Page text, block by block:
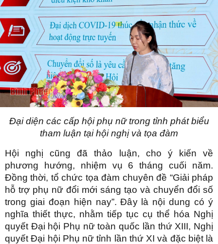
Đại diện các cấp hội phụ nữ trong tỉnh phát biểu
tham luận tại hội nghị và tọa đàm
Hội nghị cũng đã thảo luận, cho ý kiến về
phương hướng, nhiệm vụ 6 tháng cuối năm.
Đồng thời, tổ chức tọa đàm chuyên đề “Giải pháp
hỗ trợ phụ nữ đổi mới sáng tạo và chuyển đổi số
trong giai đoạn hiện nay”. Đây là nội dung có ý
nghĩa thiết thực, nhằm tiếp tục cụ thể hóa Nghị
quyết Đại hội Phụ nữ toàn quốc lần thứ XIII, Nghị
quyết Đại hội Phụ nữ tỉnh lần thứ XI và đặc biệt là